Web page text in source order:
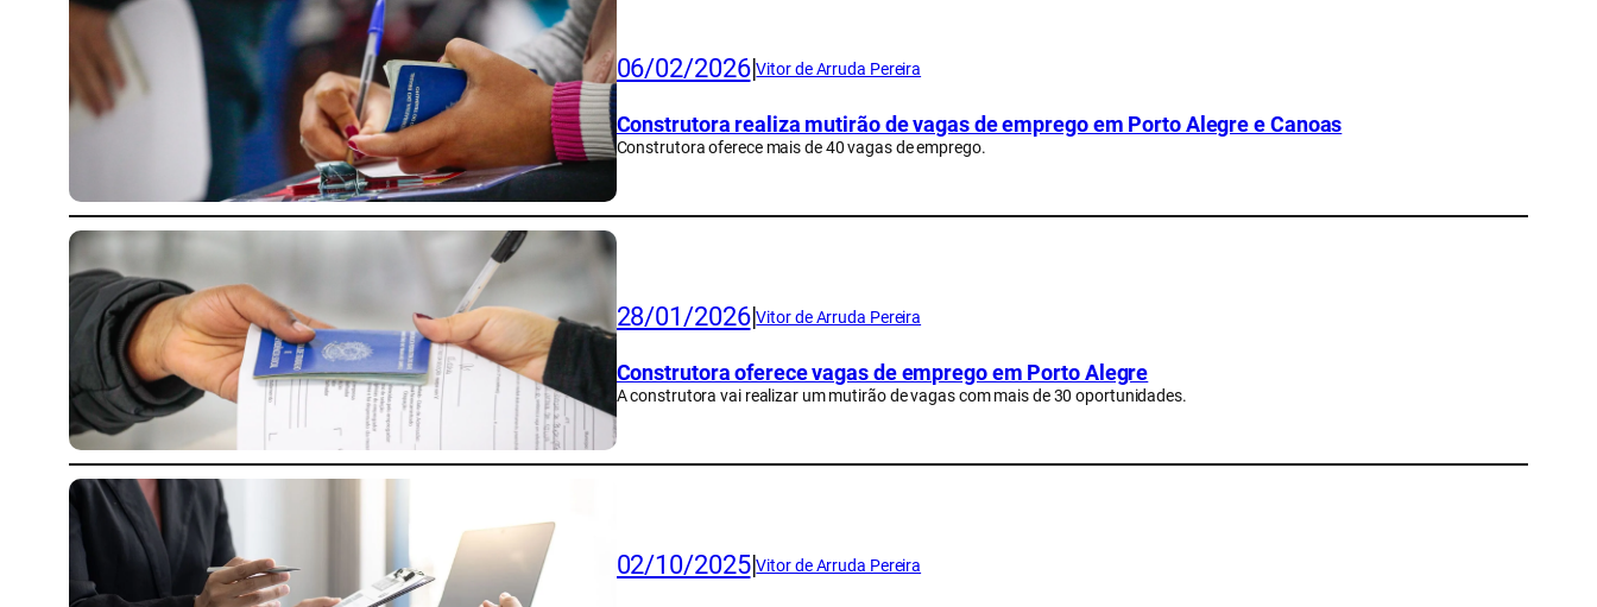
06/02/2026|Vitor de Arruda Pereira
Construtora realiza mutirão de vagas de emprego em Porto Alegre e Canoas
Construtora oferece mais de 40 vagas de emprego.
28/01/2026|Vitor de Arruda Pereira
Construtora oferece vagas de emprego em Porto Alegre
A construtora vai realizar um mutirão de vagas com mais de 30 oportunidades.
02/10/2025|Vitor de Arruda Pereira